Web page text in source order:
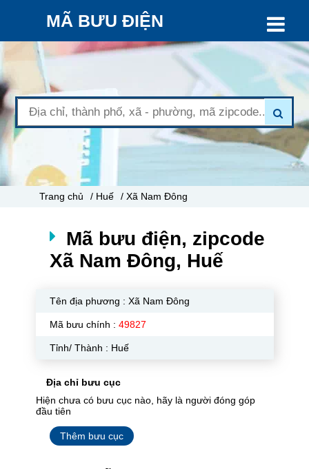
MÃ BƯU ĐIỆN
Trang chủ / Huế / Xã Nam Đông
Mã bưu điện, zipcode
Xã Nam Đông, Huế
Tên địa phương : Xã Nam Đông
Mã bưu chính : 49827
Tỉnh/ Thành : Huế
Địa chỉ bưu cục
Hiện chưa có bưu cục nào, hãy là người đóng góp
đầu tiên
Thêm bưu cục